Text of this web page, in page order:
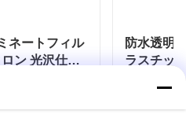
ネートフィル
ン 光沢仕上
防水透明
ラスチッ